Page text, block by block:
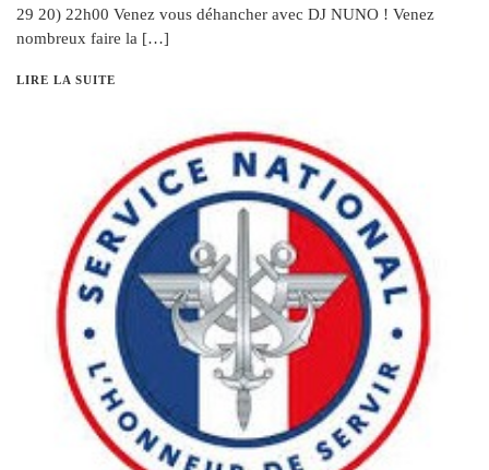
29 20) 22h00 Venez vous déhancher avec DJ NUNO ! Venez
nombreux faire la […]
LIRE LA SUITE